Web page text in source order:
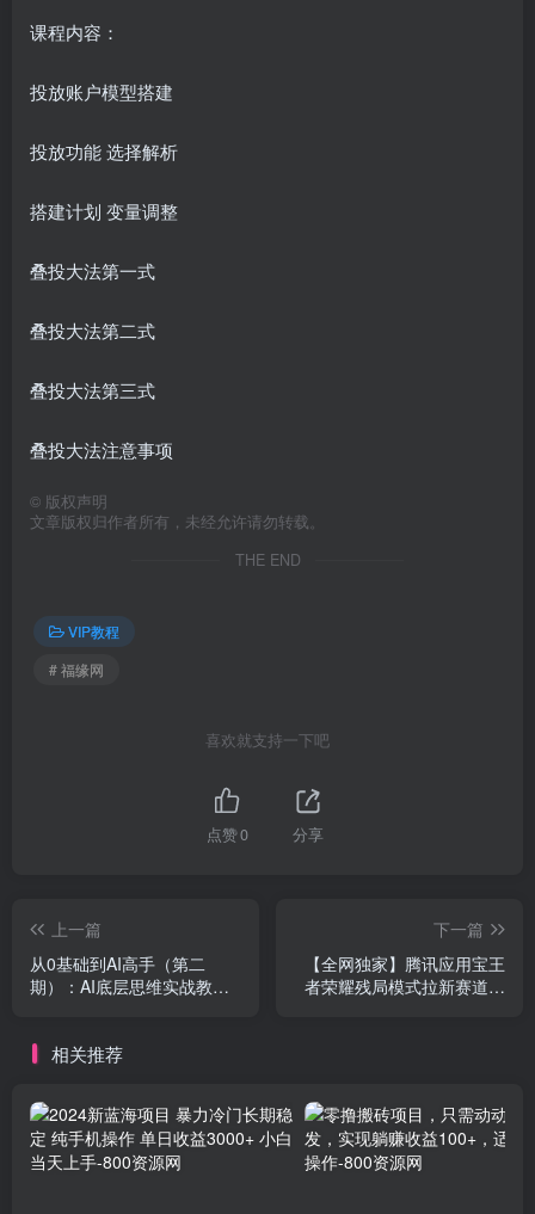
课程内容：
投放账户模型搭建
投放功能 选择解析
搭建计划 变量调整
叠投大法第一式
叠投大法第二式
叠投大法第三式
叠投大法注意事项
© 版权声明
文章版权归作者所有，未经允许请勿转载。
THE END
VIP教程
# 福缘网
喜欢就支持一下吧
点赞0 分享
上一篇
从0基础到AI高手（第二
期）：AI底层思维实战教
下一篇
【全网独家】腾讯应用宝王
者荣耀残局模式拉新赛道，
相关推荐